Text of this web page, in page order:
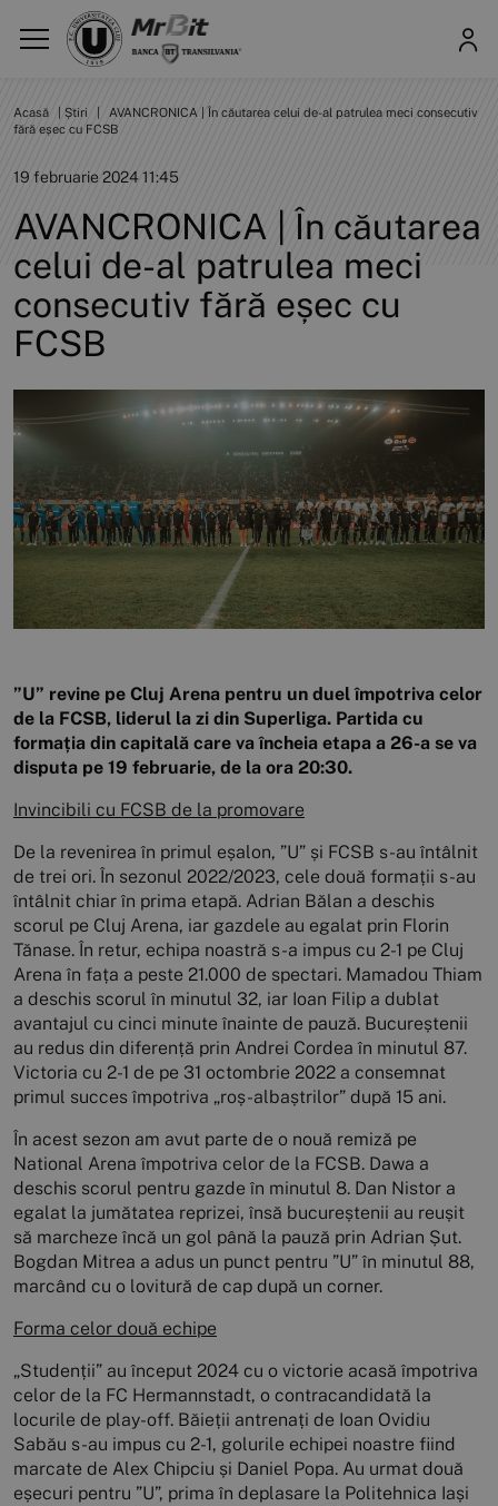
Acasă Știri
AVANCRONICA | În căutarea celui de-al patrulea meci consecutiv
fără eșec cu FCSB
19 februarie 2024 11:45
AVANCRONICA | În căutarea
celui de-al patrulea meci
consecutiv fără eșec cu
FCSB
”U” revine pe Cluj Arena pentru un duel împotriva celor
de la FCSB, liderul la zi din Superliga. Partida cu
formația din capitală care va încheia etapa a 26-a se va
disputa pe 19 februarie, de la ora 20:30.
Invincibili cu FCSB de la promovare
De la revenirea în primul eșalon, ”U” și FCSB s-au întâlnit
de trei ori. În sezonul 2022/2023, cele două formații s-au
întâlnit chiar în prima etapă. Adrian Bălan a deschis
scorul pe Cluj Arena, iar gazdele au egalat prin Florin
Tănase. În retur, echipa noastră s-a impus cu 2-1 pe Cluj
Arena în fața a peste 21.000 de spectari. Mamadou Thiam
a deschis scorul în minutul 32, iar Ioan Filip a dublat
avantajul cu cinci minute înainte de pauză. Bucureștenii
au redus din diferență prin Andrei Cordea în minutul 87.
Victoria cu 2-1 de pe 31 octombrie 2022 a consemnat
primul succes împotriva „roș-albaștrilor” după 15 ani.
În acest sezon am avut parte de o nouă remiză pe
National Arena împotriva celor de la FCSB. Dawa a
deschis scorul pentru gazde în minutul 8. Dan Nistor a
egalat la jumătatea reprizei, însă bucureștenii au reușit
să marcheze încă un gol până la pauză prin Adrian Șut.
Bogdan Mitrea a adus un punct pentru ”U” în minutul 88,
marcând cu o lovitură de cap după un corner.
Forma celor două echipe
„Studenții” au început 2024 cu o victorie acasă împotriva
celor de la FC Hermannstadt, o contracandidată la
locurile de play-off. Băieții antrenați de Ioan Ovidiu
Sabău s-au impus cu 2-1, golurile echipei noastre fiind
marcate de Alex Chipciu și Daniel Popa. Au urmat două
eșecuri pentru ”U”, prima în deplasare la Politehnica Iași